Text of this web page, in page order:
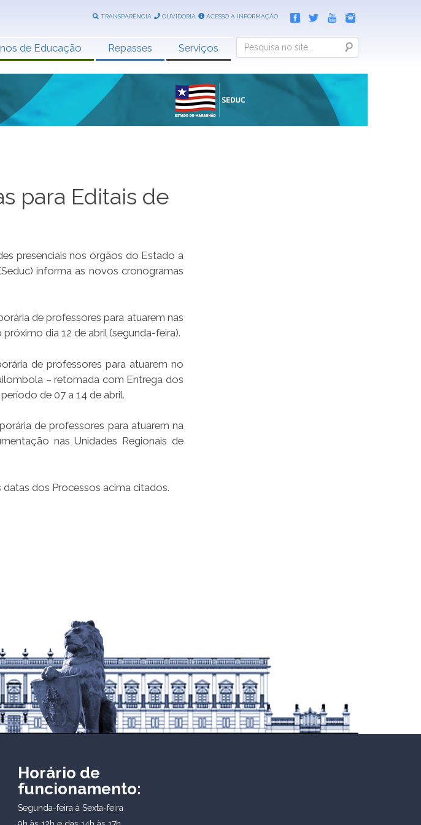
TRANSPARÊNCIA OUVIDORIA ACESSO A INFORMAÇÃO
de Educação Repasses Serviços Search
para Editais de
presenciais nos órgãos do Estado a
informa as novos cronogramas
de professores para atuarem nas
dia 12 de abril (segunda-feira).
de professores para atuarem no
– retomada com Entrega dos
de 07 a 14 de abril.
de professores para atuarem na
nas Unidades Regionais de
dos Processos acima citados.
Horário de
funcionamento:
Segunda-feira à Sexta-feira